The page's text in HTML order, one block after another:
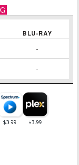
BLU-RAY
-
-